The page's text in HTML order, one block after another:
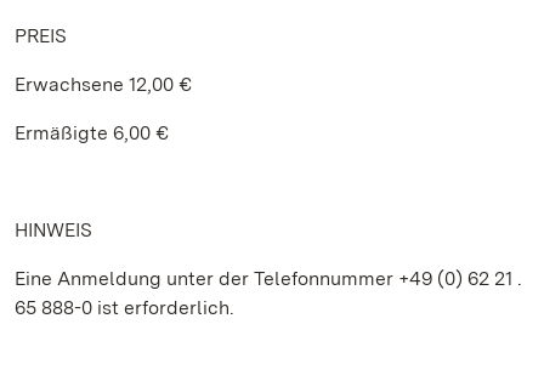
PREIS
Erwachsene 12,00 €
Ermäßigte 6,00 €
HINWEIS
Eine Anmeldung unter der Telefonnummer +49 (0) 62 21 .
65 888-0 ist erforderlich.